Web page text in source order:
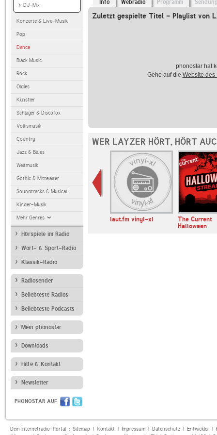
DJ-Mix
Konzerte & Live-Musik
Pop
Dance
Black Music
Rock
Oldies
Künstler
Schlager & Discofox
Volksmusik
Country
Jazz & Blues
Weltmusik
Gothic & Mittelalter
Soundtracks & Musical
Kinder-Musik
Mehr Genres
Hörspiele im Radio
Wort- & Sport-Radio
Klassik-Radio
Radiosender
Beliebteste Radios
Beliebteste Podcasts
Mein phonostar
Downloads
Hilfe & Kontakt
Newsletter
PHONOSTAR AUF
Info Webradio Programm
Zuletzt gespielte Titel - Playlist von
phonostar hat
Gehe auf die Website des
WER LAYZER HÖRT, HÖRT
laut.fm vinyl-xl
The Current
Halloween
Dein Internetradio-Portal : Sitemap| Kontakt| Impressum| Datenschutz| Entwickler|